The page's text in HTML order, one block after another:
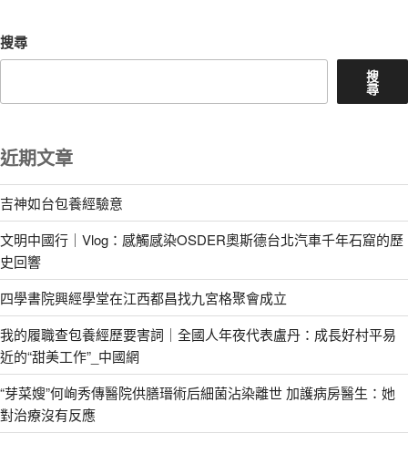
搜尋
搜
尋
近期文章
吉神如台包養經驗意
文明中國行｜Vlog：感觸感染OSDER奧斯德台北汽車千年石窟的歷
史回響
四學書院興經學堂在江西都昌找九宮格聚會成立
我的履職查包養經歷要害詞｜全國人年夜代表盧丹：成長好村平易
近的“甜美工作”_中國網
“芽菜嫂”何峋秀傳醫院供膳瑨術后細菌沾染離世 加護病房醫生：她
對治療沒有反應